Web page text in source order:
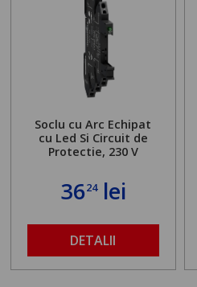
Soclu cu Arc Echipat
cu Led Si Circuit de
Protectie, 230 V
3624lei
DETALII